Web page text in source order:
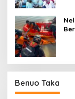
Benuo Taka